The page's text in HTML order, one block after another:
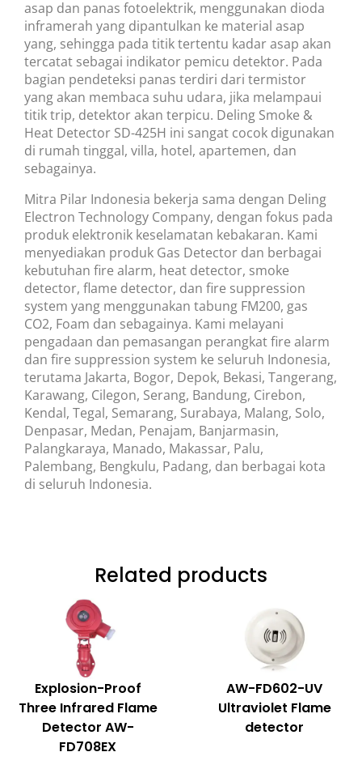
asap dan panas fotoelektrik, menggunakan dioda
inframerah yang dipantulkan ke material asap
yang, sehingga pada titik tertentu kadar asap akan
tercatat sebagai indikator pemicu detektor. Pada
bagian pendeteksi panas terdiri dari termistor
yang akan membaca suhu udara, jika melampaui
titik trip, detektor akan terpicu. Deling Smoke &
Heat Detector SD-425H ini sangat cocok digunakan
di rumah tinggal, villa, hotel, apartemen, dan
sebagainya.
Mitra Pilar Indonesia bekerja sama dengan Deling
Electron Technology Company, dengan fokus pada
produk elektronik keselamatan kebakaran. Kami
menyediakan produk Gas Detector dan berbagai
kebutuhan fire alarm, heat detector, smoke
detector, flame detector, dan fire suppression
system yang menggunakan tabung FM200, gas
CO2, Foam dan sebagainya. Kami melayani
pengadaan dan pemasangan perangkat fire alarm
dan fire suppression system ke seluruh Indonesia,
terutama Jakarta, Bogor, Depok, Bekasi, Tangerang,
Karawang, Cilegon, Serang, Bandung, Cirebon,
Kendal, Tegal, Semarang, Surabaya, Malang, Solo,
Denpasar, Medan, Penajam, Banjarmasin,
Palangkaraya, Manado, Makassar, Palu,
Palembang, Bengkulu, Padang, dan berbagai kota
di seluruh Indonesia.
Related products
Explosion-Proof
Three Infrared Flame
Detector AW-
FD708EX
AW-FD602-UV
Ultraviolet Flame
detector